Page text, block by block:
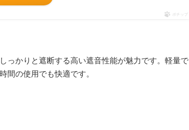
ポチップ
っかりと遮断する高い遮音性能が魅力です。軽量で
間の使用でも快適です。